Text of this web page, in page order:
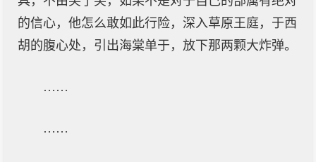
的信心，他怎么敢如此行险，深入草原王庭，于西
胡的腹心处，引出海棠单于，放下那两颗大炸弹。
……
……